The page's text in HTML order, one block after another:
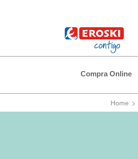
Compra Online
Home